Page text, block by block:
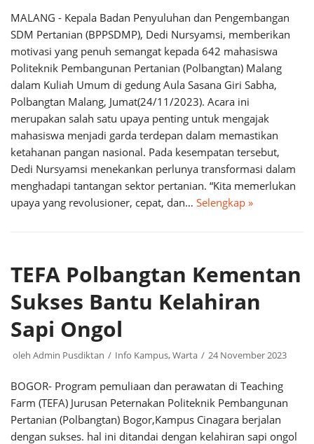
MALANG - Kepala Badan Penyuluhan dan Pengembangan
SDM Pertanian (BPPSDMP), Dedi Nursyamsi, memberikan
motivasi yang penuh semangat kepada 642 mahasiswa
Politeknik Pembangunan Pertanian (Polbangtan) Malang
dalam Kuliah Umum di gedung Aula Sasana Giri Sabha,
Polbangtan Malang, Jumat(24/11/2023). Acara ini
merupakan salah satu upaya penting untuk mengajak
mahasiswa menjadi garda terdepan dalam memastikan
ketahanan pangan nasional. Pada kesempatan tersebut,
Dedi Nursyamsi menekankan perlunya transformasi dalam
menghadapi tantangan sektor pertanian. “Kita memerlukan
upaya yang revolusioner, cepat, dan… Selengkap »
TEFA Polbangtan Kementan
Sukses Bantu Kelahiran
Sapi Ongol
oleh Admin Pusdiktan Info Kampus,Warta 24 November 2023
BOGOR- Program pemuliaan dan perawatan di Teaching
Farm (TEFA) Jurusan Peternakan Politeknik Pembangunan
Pertanian (Polbangtan) Bogor,Kampus Cinagara berjalan
dengan sukses. hal ini ditandai dengan kelahiran sapi ongol